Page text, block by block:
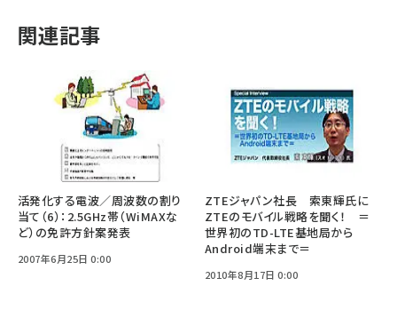
関連記事
活発化する電波／周波数の割り
当て（6）：2.5GHz帯（WiMAXな
ど）の免許方針案発表
2007年6月25日 0:00
ZTEジャパン社長 索東輝氏に
ZTEのモバイル戦略を聞く！ ＝
世界初のTD-LTE基地局から
Android端末まで＝
2010年8月17日 0:00